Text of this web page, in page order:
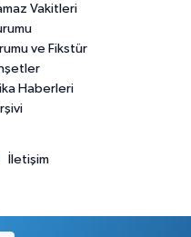
Vakitleri
ve Fikstür
Haberleri
İletişim